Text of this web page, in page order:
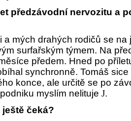
předzávodní nervozitu a
a mých drahých rodičů se na
surfařským týmem. Na
předem. Hned po
synchronně. Tomáš
konce, ale určitě se po
myslím nelituje J.
čeká?